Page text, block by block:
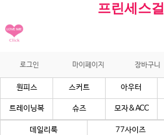
프린세스걸
로그인 마이페이지 장바구니
원피스 스커트 아우터
트레이닝복 슈즈 모자&ACC
데일리룩 77사이즈